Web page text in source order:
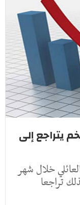
يتراجع إلى
خلال شهر
بذلك تراجعا